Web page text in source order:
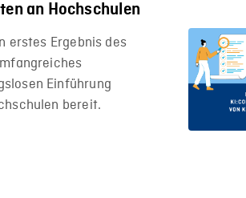
an Hochschulen
erstes Ergebnis des
Einführung
bereit.